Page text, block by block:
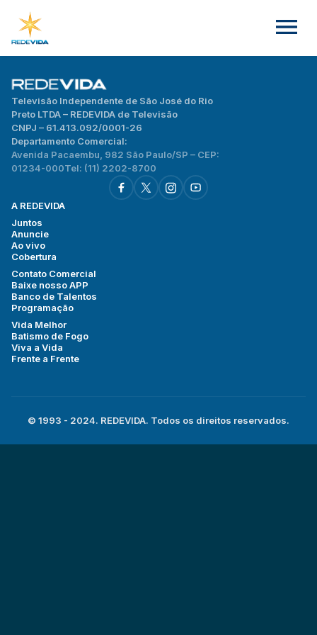
Televisão Independente de São José do Rio
Preto LTDA – REDEVIDA de Televisão
CNPJ – 61.413.092/0001-26
Departamento Comercial:
Avenida Pacaembu, 982 São Paulo/SP – CEP:
01234-000Tel: (11) 2202-8700
A REDEVIDA
Juntos
Anuncie
Ao vivo
Cobertura
Contato Comercial
Baixe nosso APP
Banco de Talentos
Programação
Vida Melhor
Batismo de Fogo
Viva a Vida
Frente a Frente
© 1993 - 2024. REDEVIDA. Todos os direitos reservados.